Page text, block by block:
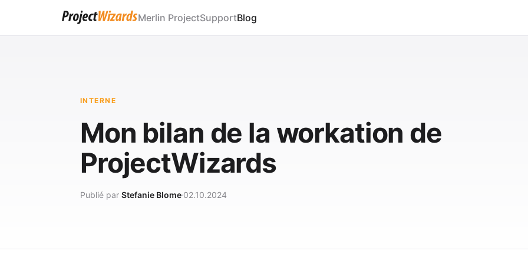
Merlin ProjectSupportBlog
INTERNE
Mon bilan de la workation de
ProjectWizards
Publié par Stefanie Blome 02.10.2024